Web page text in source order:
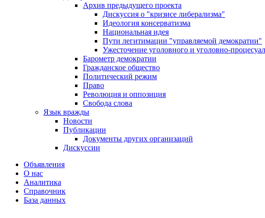
Архив предыдущего проекта
Дискуссия о "кризисе либерализма"
Идеология консерватизма
Национальная идея
Пути легитимации "управляемой демократии"
Ужесточение уголовного и уголовно-
Барометр демократии
Гражданское общество
Политический режим
Право
Революция и оппозиция
Свобода слова
Язык вражды
Новости
Публикации
Документы других организаций
Дискуссии
Объявления
О нас
Аналитика
Справочник
База данных